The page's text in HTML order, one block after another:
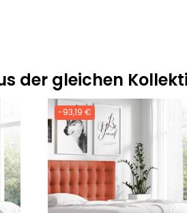
der gleichen
-93,19 €